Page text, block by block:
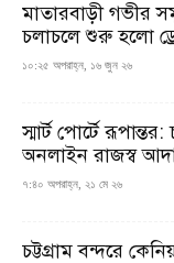
মাতারবাড়ী গভীর
চলাচলে শুরু হলো
১০:২৫ অপরাহ্ন, ১৬ জুন ২৬
স্মার্ট পোর্টে
অনলাইন রাজস্ব
৭:৪০ অপরাহ্ন, ২১ মে ২৬
চট্টগ্রাম বন্দরে